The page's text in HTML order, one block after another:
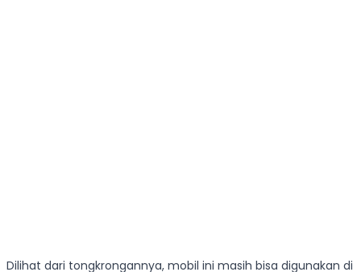
Dilihat dari tongkrongannya, mobil ini masih bisa digunakan di